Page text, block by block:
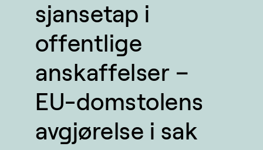
sjansetap i
offentlige
anskaffelser –
EU-domstolens
avgjørelse i sak